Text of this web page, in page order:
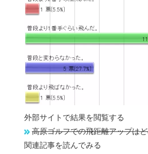
外部サイトで結果を閲覧する
高原ゴルフでの飛距離アップは
関連記事を読んでみる